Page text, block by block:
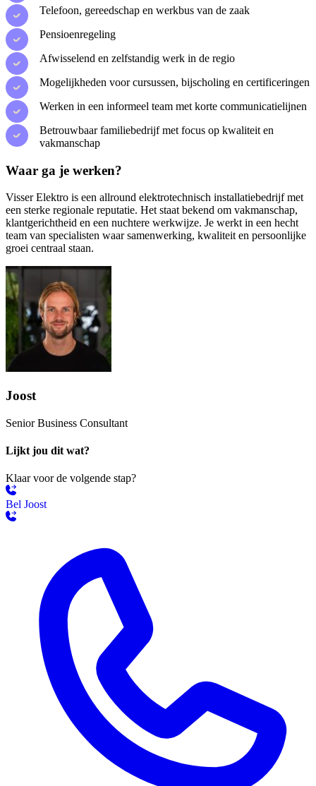
Telefoon, gereedschap en werkbus van de zaak
Pensioenregeling
Afwisselend en zelfstandig werk in de regio
Mogelijkheden voor cursussen, bijscholing en certificeringen
Werken in een informeel team met korte communicatielijnen
Betrouwbaar familiebedrijf met focus op kwaliteit en
vakmanschap
Waar ga je werken?
Visser Elektro is een allround elektrotechnisch installatiebedrijf met
een sterke regionale reputatie. Het staat bekend om vakmanschap,
klantgerichtheid en een nuchtere werkwijze. Je werkt in een hecht
team van specialisten waar samenwerking, kwaliteit en persoonlijke
groei centraal staan.
Joost
Senior Business Consultant
Lijkt jou dit wat?
Klaar voor de volgende stap?
Bel Joost